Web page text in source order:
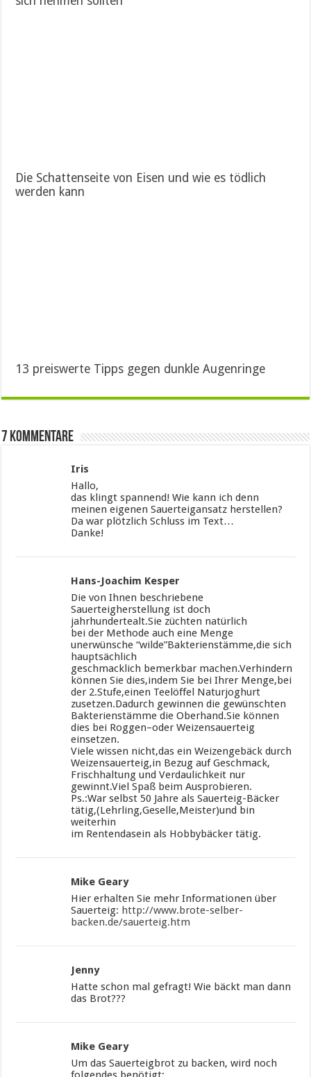
Die Schattenseite von Eisen und wie es tödlich
werden kann
13 preiswerte Tipps gegen dunkle Augenringe
7 Kommentare
Iris
Hallo,
das klingt spannend! Wie kann ich denn
meinen eigenen Sauerteigansatz herstellen?
Da war plötzlich Schluss im Text…
Danke!
Hans-Joachim Kesper
Die von Ihnen beschriebene
Sauerteigherstellung ist doch
jahrhundertealt.Sie züchten natürlich
bei der Methode auch eine Menge
unerwünsche “wilde”Bakterienstämme,die sich
hauptsächlich
geschmacklich bemerkbar machen.Verhindern
können Sie dies,indem Sie bei Ihrer Menge,bei
der 2.Stufe,einen Teelöffel Naturjoghurt
zusetzen.Dadurch gewinnen die gewünschten
Bakterienstämme die Oberhand.Sie können
dies bei Roggen–oder Weizensauerteig
einsetzen.
Viele wissen nicht,das ein Weizengebäck durch
Weizensauerteig,in Bezug auf Geschmack,
Frischhaltung und Verdaulichkeit nur
gewinnt.Viel Spaß beim Ausprobieren.
Ps.:War selbst 50 Jahre als Sauerteig-Bäcker
tätig,(Lehrling,Geselle,Meister)und bin
weiterhin
im Rentendasein als Hobbybäcker tätig.
Mike Geary
Hier erhalten Sie mehr Informationen über
Sauerteig: http://www.brote-selber-
backen.de/sauerteig.htm
Jenny
Hatte schon mal gefragt! Wie bäckt man dann
das Brot???
Mike Geary
Um das Sauerteigbrot zu backen, wird noch